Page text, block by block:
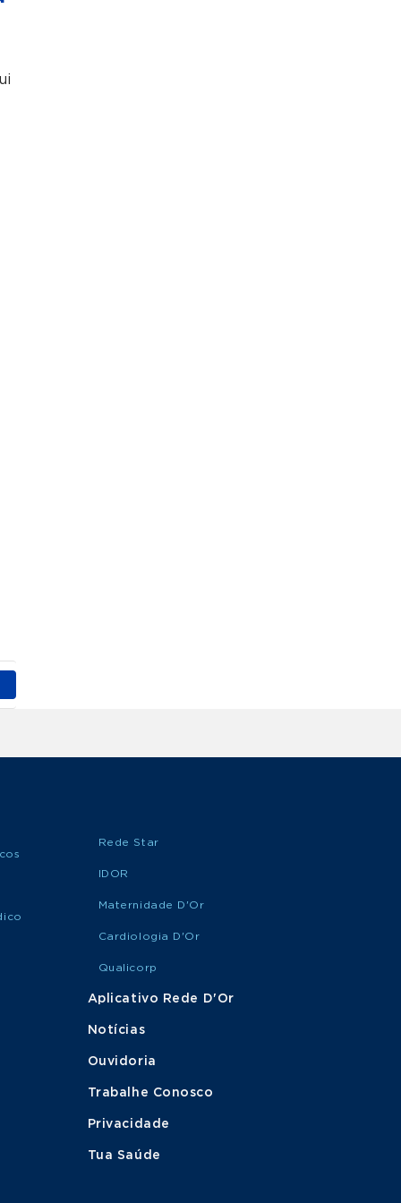
Rede Star
IDOR
Maternidade D'Or
Cardiologia D'Or
Qualicorp
Aplicativo Rede D'Or
Notícias
Ouvidoria
Trabalhe Conosco
Privacidade
Tua Saúde